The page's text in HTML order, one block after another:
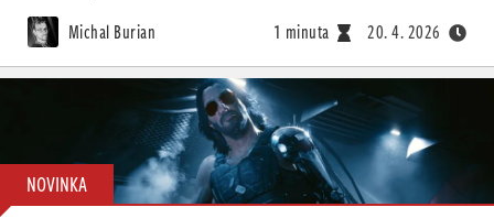
Michal Burian 1 minuta 20. 4. 2026
NOVINKA